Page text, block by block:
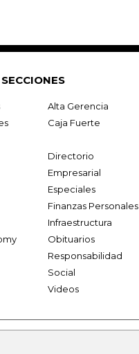
Alta Gerencia
Caja Fuerte
Directorio
Empresarial
Especiales
Finanzas Personales
Infraestructura
Obituarios
Responsabilidad
Social
Videos